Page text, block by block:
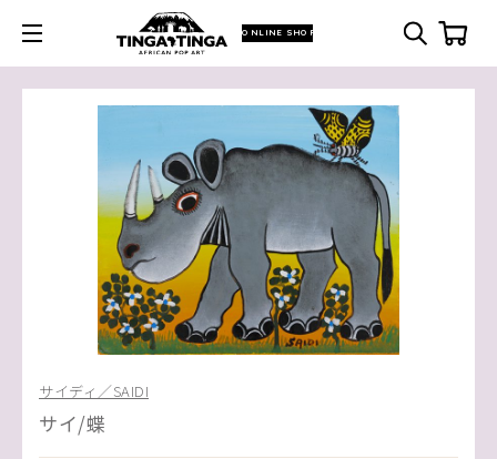
ONLINE SHOP
サイディ／SAIDI
サイ/蝶